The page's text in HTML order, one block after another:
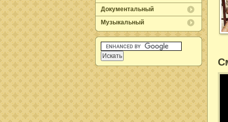
Документальный
Музыкальный